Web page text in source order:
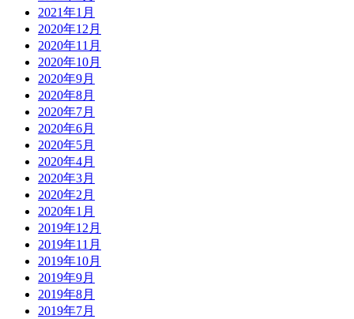
2021年1月
2020年12月
2020年11月
2020年10月
2020年9月
2020年8月
2020年7月
2020年6月
2020年5月
2020年4月
2020年3月
2020年2月
2020年1月
2019年12月
2019年11月
2019年10月
2019年9月
2019年8月
2019年7月